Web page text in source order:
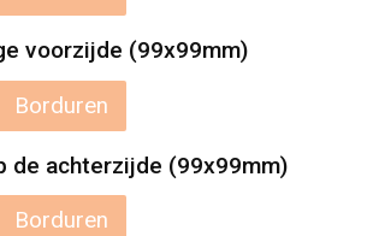
voorzijde (99x99mm)
Borduren
de achterzijde (99x99mm)
Borduren